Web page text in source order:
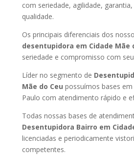
com seriedade, agilidade,
qualidade.
Os principais diferenciais dos
desentupidora em Cidade Mãe
seriedade e compromisso com
Líder no segmento de
Mãe do Ceu possuímos bases
Paulo com atendimento rápido e
Todas nossas bases de
Desentupidora Bairro em
licenciadas e periodicamente
competentes.